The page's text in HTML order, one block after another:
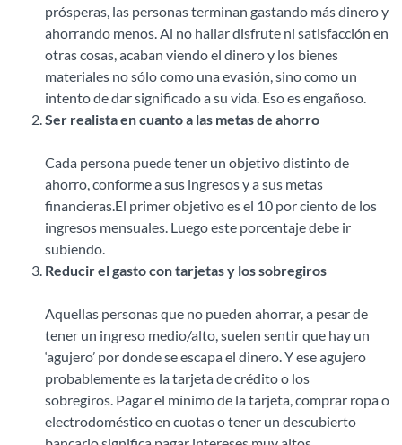
prósperas, las personas terminan gastando más dinero y
ahorrando menos. Al no hallar disfrute ni satisfacción en
otras cosas, acaban viendo el dinero y los bienes
materiales no sólo como una evasión, sino como un
intento de dar significado a su vida. Eso es engañoso.
Ser realista en cuanto a las metas de ahorro
Cada persona puede tener un objetivo distinto de
ahorro, conforme a sus ingresos y a sus metas
financieras.El primer objetivo es el 10 por ciento de los
ingresos mensuales. Luego este porcentaje debe ir
subiendo.
Reducir el gasto con tarjetas y los sobregiros
Aquellas personas que no pueden ahorrar, a pesar de
tener un ingreso medio/alto, suelen sentir que hay un
‘agujero’ por donde se escapa el dinero. Y ese agujero
probablemente es la tarjeta de crédito o los
sobregiros. Pagar el mínimo de la tarjeta, comprar ropa o
electrodoméstico en cuotas o tener un descubierto